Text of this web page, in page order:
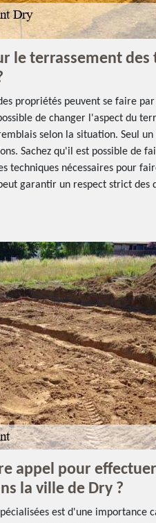
le terrassement des
propriétés peuvent se faire
de changer l'aspect du
selon la situation. Seul
Sachez qu'il est possible de
techniques nécessaires pour
garantir un respect strict des
appel pour
la ville de Dry ?
est d'une importance